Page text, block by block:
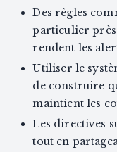
Des règles
particulier
rendent les
Utiliser le
de construire
maintient les
Les directives
tout en